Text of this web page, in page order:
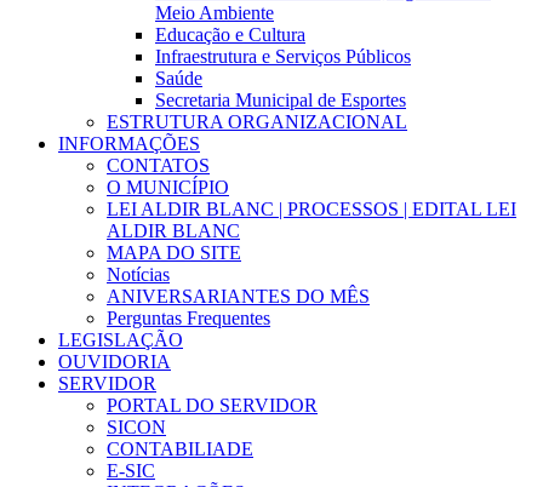
Meio Ambiente
Educação e Cultura
Infraestrutura e Serviços Públicos
Saúde
Secretaria Municipal de Esportes
ESTRUTURA ORGANIZACIONAL
INFORMAÇÕES
CONTATOS
O MUNICÍPIO
LEI ALDIR BLANC | PROCESSOS | EDITAL LEI
ALDIR BLANC
MAPA DO SITE
Notícias
ANIVERSARIANTES DO MÊS
Perguntas Frequentes
LEGISLAÇÃO
OUVIDORIA
SERVIDOR
PORTAL DO SERVIDOR
SICON
CONTABILIADE
E-SIC